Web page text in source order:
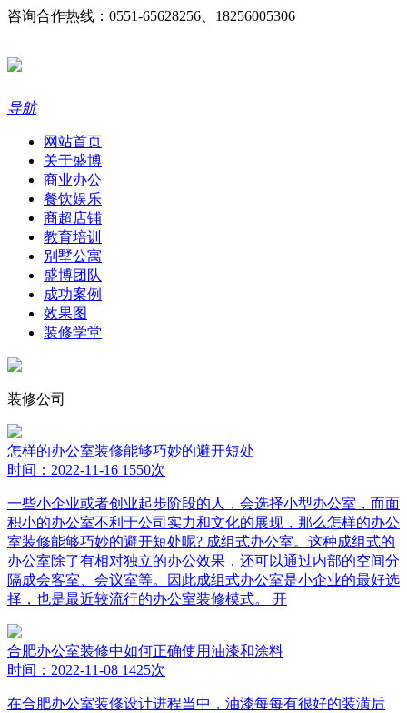
咨询合作热线：0551-65628256、18256005306
导航
网站首页
关于盛博
商业办公
餐饮娱乐
商超店铺
教育培训
别墅公寓
盛博团队
成功案例
效果图
装修学堂
装修公司
怎样的办公室装修能够巧妙的避开短处
时间：2022-11-16 1550次
一些小企业或者创业起步阶段的人，会选择小型办公室，而面
积小的办公室不利于公司实力和文化的展现，那么怎样的办公
室装修能够巧妙的避开短处呢? 成组式办公室。这种成组式的
办公室除了有相对独立的办公效果，还可以通过内部的空间分
隔成会客室、会议室等。因此成组式办公室是小企业的最好选
择，也是最近较流行的办公室装修模式。 开
合肥办公室装修中如何正确使用油漆和涂料
时间：2022-11-08 1425次
在合肥办公室装修设计进程当中，油漆每每有很好的装潢后